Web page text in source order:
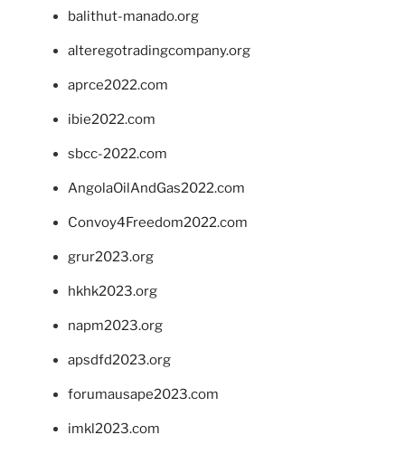
balithut-manado.org
alteregotradingcompany.org
aprce2022.com
ibie2022.com
sbcc-2022.com
AngolaOilAndGas2022.com
Convoy4Freedom2022.com
grur2023.org
hkhk2023.org
napm2023.org
apsdfd2023.org
forumausape2023.com
imkl2023.com